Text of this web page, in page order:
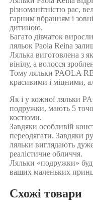
різноманітністю рас,
гарним вбранням і
дитиною.
Багато дівчаток
ляльок Paola Reina
Лялька виготовлена з
вінілу, а волосся
Тому ляльки PAOLA
красивими і міцними,
Як і у кожної ляльки
подружки, мають 5
костюми.
Завдяки особливій
переодягати. Завдяки
ляльки виглядають
реалістичне обличчя.
Ляльки «подружки»
ваших маленьких
Схожі товари